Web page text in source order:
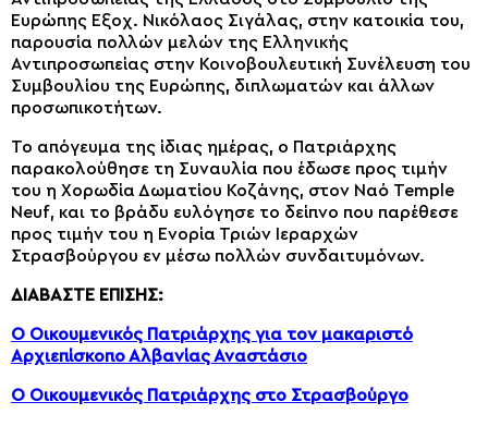
Ευρώπης Εξοχ. Νικόλαος Σιγάλας, στην κατοικία του,
παρουσία πολλών μελών της Ελληνικής
Αντιπροσωπείας στην Κοινοβουλευτική Συνέλευση του
Συμβουλίου της Ευρώπης, διπλωματών και άλλων
προσωπικοτήτων.
Το απόγευμα της ίδιας ημέρας, ο Πατριάρχης
παρακολούθησε τη Συναυλία που έδωσε προς τιμήν
του η Χορωδία Δωματίου Κοζάνης, στον Ναό Temple
Neuf, και το βράδυ ευλόγησε το δείπνο που παρέθεσε
προς τιμήν του η Ενορία Τριών Ιεραρχών
Στρασβούργου εν μέσω πολλών συνδαιτυμόνων.
ΔΙΑΒΑΣΤΕ ΕΠΙΣΗΣ:
Ο Οικουμενικός Πατριάρχης για τον μακαριστό
Αρχιεπίσκοπο Αλβανίας Αναστάσιο
Ο Οικουμενικός Πατριάρχης στο Στρασβούργο